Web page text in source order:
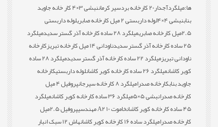
ها:میلگردآجدار20 کارخانه بردسیر کرمان
نبشی 3×4 کار خانه جاوید
بنابنبشی 4×4 لوله داربستی 2 میل کارخانه صابری
لوله داربستی
2.5میل کارخانه صابری
میلگرد 28 ساده کارخانه آذر گستر سدید
میلگرد
25 ساده کارخانه آذر گستر سدید
ناودانی 14 میل کارخانه تبریز
کارخانه
ناودانی تبریزمیلگرد 22 ساده کارخانه آذر گستر سدید
میلگرد 28 ساده
کویر کاشانمیلگرد 26 ساده کارخانه کویر کاشان لوله داربستیکارخانه
جاوید بنابکارخانه صدرامیلگرد 8 کارخانه سیرجان
پروفیل 4 میل
کارخانه صدرانبشی 5×5 میلگرد 36 ساده کارخانه کویر کاشان
میلگرد
45 ساده کارخانه کویر کاشان
خاموت 10 A2 مهندسی
پروفیل 2.5میل
کارخانه صدرامیلگرد ساده 16 کارخانه کویر کاشان
هاش 12 سبک انبار